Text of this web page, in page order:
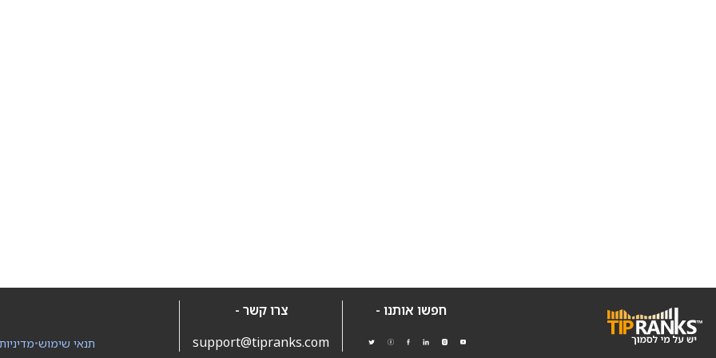
חפשו אותנו -
צרו קשר -
support@tipranks.com
•תנאי שימוש